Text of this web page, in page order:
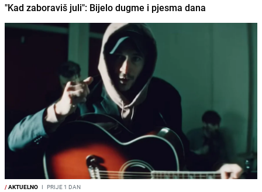
"Kad zaboraviš juli": Bijelo dugme i pjesma dana
/AKTUELNO I PRIJE 1 DAN